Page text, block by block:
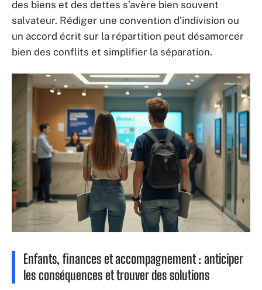
des biens et des dettes s’avère bien souvent
salvateur. Rédiger une convention d’indivision ou
un accord écrit sur la répartition peut désamorcer
bien des conflits et simplifier la séparation.
Enfants, finances et accompagnement : anticiper
les conséquences et trouver des solutions